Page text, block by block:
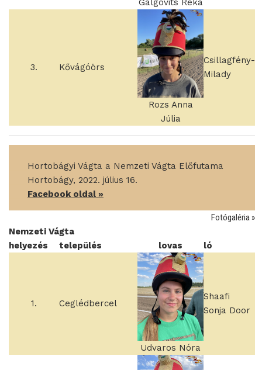
Galgovits Réka
3. Kővágóörs
Rozs Anna
Júlia
Csillagfény-
Milady
Hortobágyi Vágta a Nemzeti Vágta Előfutama
Hortobágy, 2022. július 16.
Facebook oldal »
Fotógaléria »
Nemzeti Vágta
helyezés
település lovas ló
1. Ceglédbercel
Udvaros Nóra
Shaafi
Sonja Door